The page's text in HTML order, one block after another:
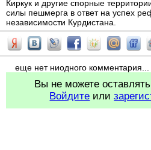
Киркук и другие спорные
силы пешмерга в ответ на успех
независимости Курдистана.
еще нет ниодного комментария...
Вы не можете
Войдите или